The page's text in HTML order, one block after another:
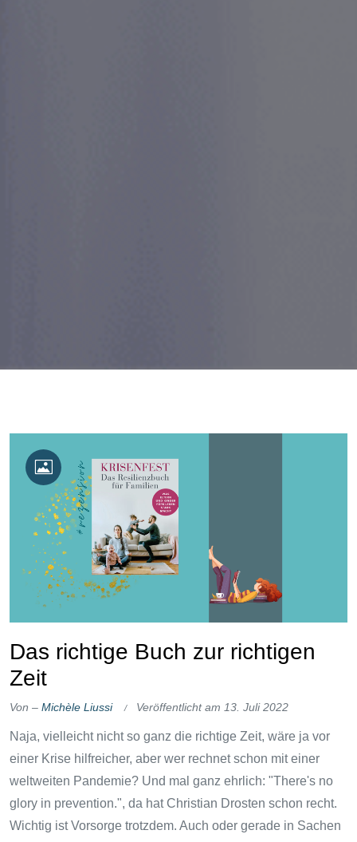
Das richtige Buch zur richtigen
Zeit
Von – Michèle Liussi Veröffentlicht am 13. Juli 2022
Naja, vielleicht nicht so ganz die richtige Zeit, wäre ja vor
einer Krise hilfreicher, aber wer rechnet schon mit einer
weltweiten Pandemie? Und mal ganz ehrlich: "There's no
glory in prevention.", da hat Christian Drosten schon recht.
Wichtig ist Vorsorge trotzdem. Auch oder gerade in Sachen